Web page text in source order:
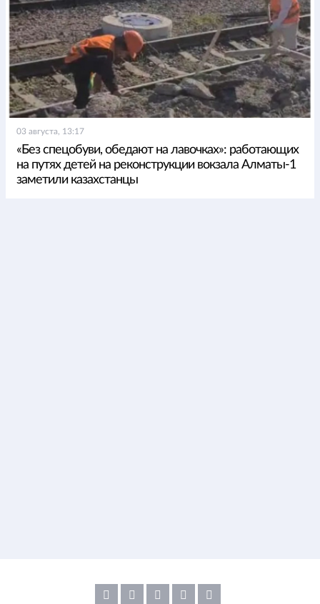
03 августа, 13:17
«Без спецобуви, обедают на лавочках»: работающих
на путях детей на реконструкции вокзала Алматы-1
заметили казахстанцы